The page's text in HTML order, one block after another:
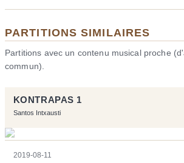
PARTITIONS SIMILAIRES
Partitions avec un contenu musical proche
commun).
KONTRAPAS 1
Santos Intxausti
2019-08-11